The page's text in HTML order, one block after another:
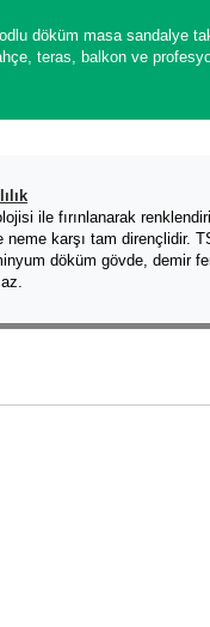
döküm masa sandalye
teras, balkon ve
ile fırınlanarak
neme karşı tam dirençlidir.
döküm gövde, demir